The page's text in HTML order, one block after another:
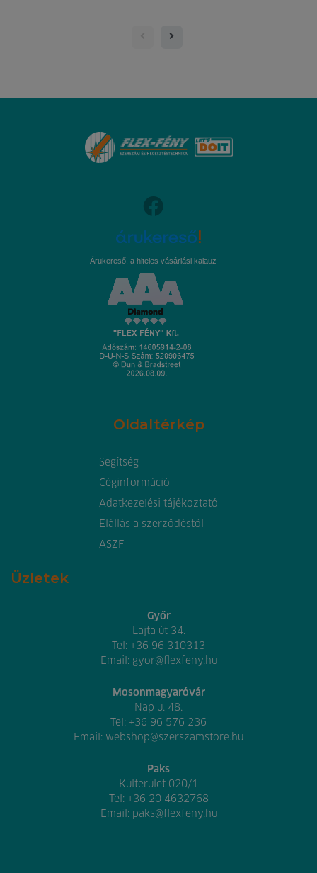
Árukereső, a hiteles vásárlási kalauz
Oldaltérkép
Segítség
Céginformáció
Adatkezelési tájékoztató
Elállás a szerződéstől
ÁSZF
Üzletek
Győr
Lajta út 34.
Tel: +36 96 310313
Email: gyor@flexfeny.hu
Mosonmagyaróvár
Nap u. 48.
Tel: +36 96 576 236
Email: webshop@szerszamstore.hu
Paks
Külterület 020/1
Tel: +36 20 4632768
Email: paks@flexfeny.hu